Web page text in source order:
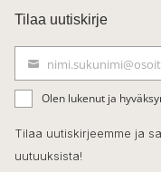
c
e
b
o
o
k
Tilaa uutiskirje
ä
h
k
Olen lukenut ja
Tilaa uutiskirjeemme ja
uutuuksista!